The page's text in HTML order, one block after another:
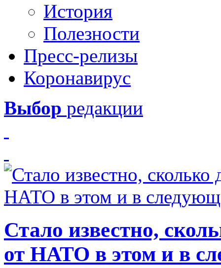
История
Полезности
Пресс-релизы
Коронавирус
Выбор редакции
Стало известно,
от НАТО в этом и в